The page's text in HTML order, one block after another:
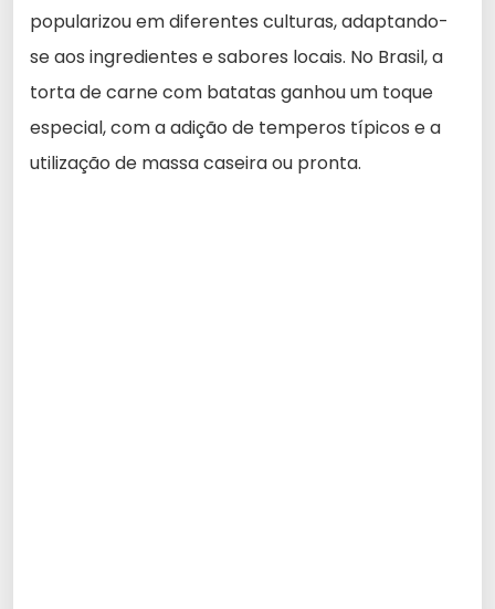
popularizou em diferentes culturas, adaptando-
se aos ingredientes e sabores locais. No Brasil, a
torta de carne com batatas ganhou um toque
especial, com a adição de temperos típicos e a
utilização de massa caseira ou pronta.